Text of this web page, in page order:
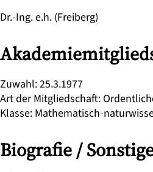
Dr.-Ing. e.h. (Freiberg)
Zuwahl:25.3.1977
Art der Mitgliedschaft:
Klasse: Mathematisch-
Biografie /